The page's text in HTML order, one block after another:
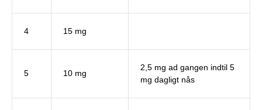
4 15 mg
5 10 mg
2,5 mg ad gangen indtil 5
mg dagligt nås